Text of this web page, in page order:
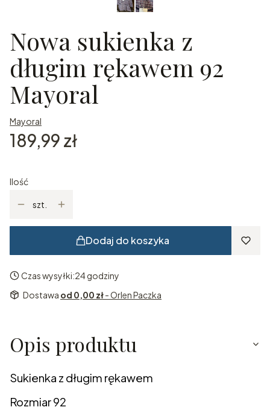
Nowa sukienka z
długim rękawem 92
Mayoral
Mayoral
Cena
189,99 zł
Ilość
szt.
Dodaj do koszyka
Czas wysyłki:24 godziny
Dostawa od 0,00 zł- Orlen Paczka
Opis produktu
Sukienka z długim rękawem
Rozmiar 92